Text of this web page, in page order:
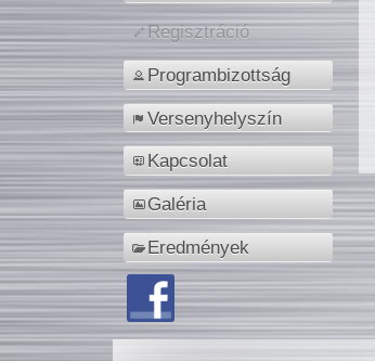
Regisztráció
Programbizottság
Versenyhelyszín
Kapcsolat
Galéria
Eredmények